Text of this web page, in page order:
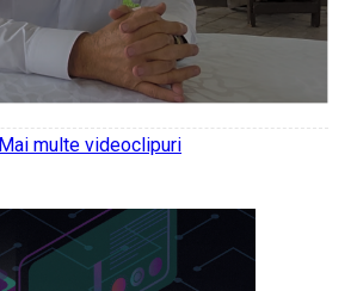
Mai multe videoclipuri